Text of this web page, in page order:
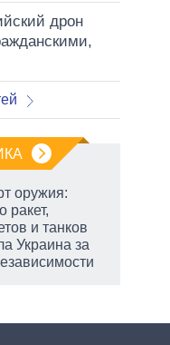
дрон
оружия:
ракет,
и танков
Украина за